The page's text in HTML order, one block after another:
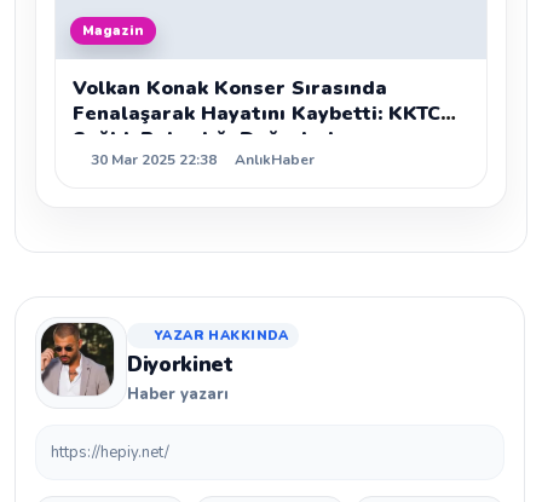
Magazin
Volkan Konak Konser Sırasında
Fenalaşarak Hayatını Kaybetti: KKTC
Sağlık Bakanlığı Doğruladı
30 Mar 2025 22:38 AnlıkHaber
YAZAR HAKKINDA
Diyorkinet
Haber yazarı
https://hepiy.net/